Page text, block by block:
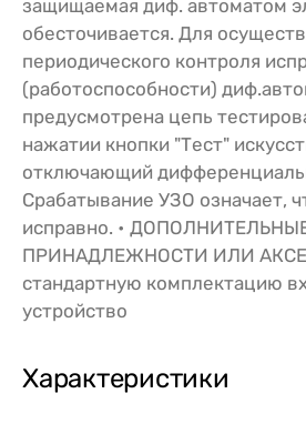
защищаемая диф. автоматом
обесточивается. Для
периодического контроля
(работоспособности)
предусмотрена цепь
нажатии кнопки "Тест"
отключающий
Срабатывание УЗО означает,
исправно. •
ПРИНАДЛЕЖНОСТИ ИЛИ
стандартную комплектацию
устройство
Характеристики